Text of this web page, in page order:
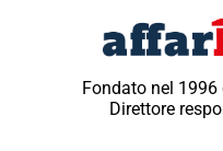
Fondato nel
Direttore